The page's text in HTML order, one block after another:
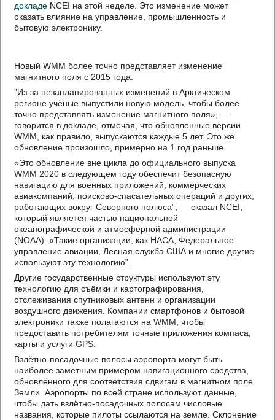
докладе NCEI на этой неделе. Это изменение может
оказать влияние на управление, промышленность и
бытовую электронику.
Новый WMM более точно представляет изменение
магнитного поля с 2015 года.
”Из-за незапланированных изменений в Арктическом
регионе учёные выпустили новую модель, чтобы более
точно представлять изменение магнитного поля», —
говорится в докладе, отмечая, что обновленные версии
WMM, как правило, выпускаются каждые 5 лет. Это же
обновление произошло, примерно на 1 год раньше.
«Это обновление вне цикла до официального выпуска
WMM 2020 в следующем году обеспечит безопасную
навигацию для военных приложений, коммерческих
авиакомпаний, поисково-спасательных операций и других,
работающих вокруг Северного полюса”, — сказал NCEI,
который является частью национальной
океанографической и атмосферной администрации
(NOAA). «Такие организации, как НАСА, Федеральное
управление авиации, Лесная служба США и многие другие
используют эту технологию”.
Другие государственные структуры используют эту
технологию для съёмки и картографирования,
отслеживания спутниковых антенн и организации
воздушного движения. Компании смартфонов и бытовой
электроники также полагаются на WMM, чтобы
предоставить потребителям точные приложения компаса,
карты и услуги GPS.
Взлётно-посадочные полосы аэропорта могут быть
наиболее заметным примером навигационного средства,
обновлённого для соответствия сдвигам в магнитном поле
Земли. Аэропорты по всей стране используют данные,
чтобы дать взлётно-посадочных полосам числовые
названия, которые пилоты ссылаются на земле. Склонение